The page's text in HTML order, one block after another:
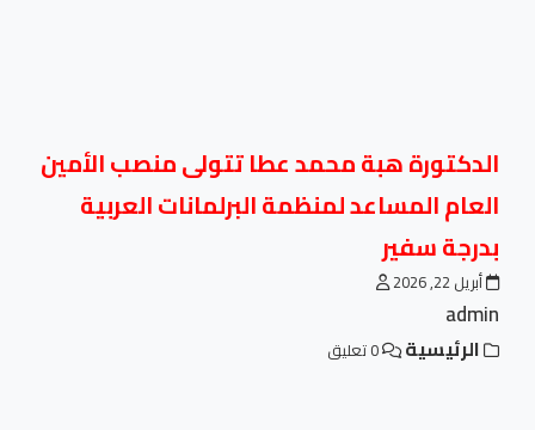
الدكتورة هبة محمد عطا تتولى منصب الأمين
العام المساعد لمنظمة البرلمانات العربية
بدرجة سفير
أبريل 22, 2026
admin
الرئيسية